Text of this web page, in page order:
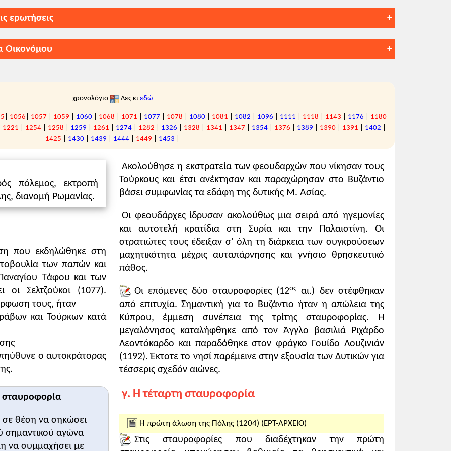
Α' Κομνηνού (1143-1180)
B' Κομνηνού (1180-1183)
Α' Κομνηνού (1183-1185)
Β' Άγγελου (1185-1195 & 1203-1204)
byzantium.gr
Κλείσιμο
1204)
Κλείσιμο
ερωτήσεις
οδηγίες για τη σχολική χρονιά 2025-26
Ιστορία του Μεσαιωνικού και Νεότερου κόσμου, Β΄ Λυκείου (Γενικής Παιδείας):εδώ
της Πόλης», στο: Οι Σταυροφορίες και η πρώτη άλωση της Κωνσταντινούπολης το 1204»,
εδώ
Φωτόδεντρο:
Η Καθημερινή
του τους λόγους για τους οποίους θα συμμετάσχει σε µια Σταυροφορία.
τα αίτια, την εξέλιξη και τις συνέπειες των σταυροφοριών.
της πρώτης Άλωσης της Πόλης (1204).
από τον ορισμό της έννοιας «σταυροφορία» και τους παράγοντες των σταυροφοριών.
περιεχόμενο, αφού απέβλεπε πρωτίστως στην απελευθέρωση των Αγίων Τόπων που είχαν
την επίδραση αντικειμενικών παραγόντων.
πνευματικότητα και ο έντονος θρησκευτικός χαρακτήραςπροκύπτει από το κήρυγμα του πάπα
όμως ότι υπήρχαν και συγκεκριμένοι υλικοί λόγοι που ώθησαν τους Ευρωπαίους να
Οικονόμου
χρονολόγιο Δες κιεδώ
1056 1057 1059 1060| 1068 1071 1077 1078 1080 1081 1082 1096 1111 1118 1143 1176
1180
1221 1254 1258 1259 1261 1274 1282 1326 1328 1341 1347 1354 1376 1389 1390 1391 1402
1425
1430 1439 1444 1449 1453
πόλεμος, εκτροπή
διανομή Ρωμανίας.
που εκδηλώθηκε στη
των παπών και
Τάφου και των
οι Σελτζούκοι (1077).
τους, ήταν
και Τούρκων κατά
ο αυτοκράτορας
σταυροφορία
σε θέση να σηκώσει
σημαντικού αγώνα
να συμμαχήσει με
Ακολούθησε η εκστρατεία των φεουδαρχών που νίκησαν τους
Τούρκους και έτσι ανέκτησαν και παραχώρησαν στο Βυζάντιο
βάσει συμφωνίας τα εδάφη της δυτικής Μ. Ασίας.
Οι φεουδάρχες ίδρυσαν ακολούθως μια σειρά από ηγεμονίες
και αυτοτελή κρατίδια στη Συρία και την Παλαιστίνη. Οι
στρατιώτες τους έδειξαν σ' όλη τη διάρκεια των συγκρούσεων
μαχητικότητα μέχρις αυταπάρνησης και γνήσιο θρησκευτικό
πάθος.
Οι επόμενες δύο σταυροφορίες (12ος αι.) δεν στέφθηκαν
από επιτυχία. Σημαντική για το Βυζάντιο ήταν η απώλεια της
Κύπρου, έμμεση συνέπεια της τρίτης σταυροφορίας. Η
μεγαλόνησος καταλήφθηκε από τον Άγγλο βασιλιά Ριχάρδο
Λεοντόκαρδο και παραδόθηκε στον φράγκο Γουίδο Λουζινιάν
(1192). Έκτοτε το νησί παρέμεινε στην εξουσία των Δυτικών για
τέσσερις σχεδόν αιώνες.
γ. Η τέταρτη σταυροφορία
Η πρώτη άλωση της Πόλης (1204) (ΕΡΤ-ΑΡΧΕΙΟ)
Στις σταυροφορίες που διαδέχτηκαν την πρώτη